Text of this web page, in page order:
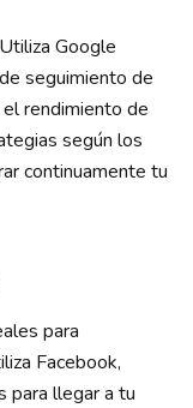
Google
seguimiento de
rendimiento de
según los
continuamente tu
para
Facebook,
para llegar a tu